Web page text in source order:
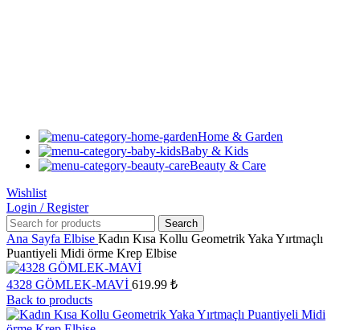
Home & Garden
Baby & Kids
Beauty & Care
Wishlist
Login / Register
Search
Ana Sayfa Elbise Kadın Kısa Kollu Geometrik Yaka Yırtmaçlı
Puantiyeli Midi örme Krep Elbise
4328 GÖMLEK-MAVİ 619.99 ₺
Back to products